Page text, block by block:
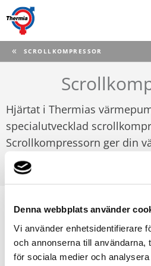
Denna webbplats använder
Vi använder enhetsidentifierare
och annonserna till användarna,
för sociala medier och
CURRENT:
SCROLLKOMPRESSOR
Hjärtat i Thermias
specialutvecklad
Scrollkompressorn ger din
när det gäller effektivitet,
Thermia marknadens första
anpassad för värmepumpar.
konventionella kolvkompressorn
kanal mellan två metallhalvor.